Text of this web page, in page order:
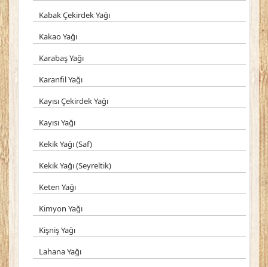
Kabak Çekirdek Yağı
Kakao Yağı
Karabaş Yağı
Karanfil Yağı
Kayısı Çekirdek Yağı
Kayısı Yağı
Kekik Yağı (Saf)
Kekik Yağı (Seyreltik)
Keten Yağı
Kimyon Yağı
Kişniş Yağı
Lahana Yağı